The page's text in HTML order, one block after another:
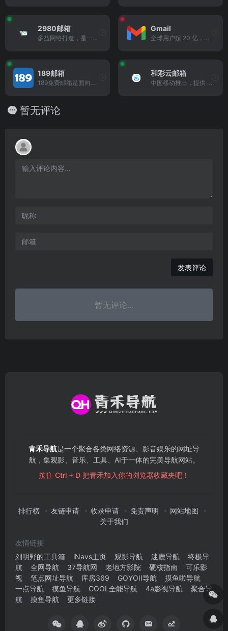
2980邮箱
多益网络打造，是一款专业且免费的电子邮箱服务平台
Gmail
全球用户超 20 亿，提供 15G 免费空间，AI 驱动的「智能回复」和「优先收件箱」显著提升效率。2025 年新增「邮件撤回延长至 24 小时」功能。
189邮箱
189免费邮箱是面向所有互联网用户的新型工作和商务邮箱，覆盖Web、Wap、 Pad、iOS、Android等多个终端，满足用户随时随地处理邮件需要。189邮箱提倡“简单”理念，产品功能、体验结合“简单”理念，让用户享受高效工作、轻松生活。
和彩云邮箱
中国移动推出，提供 16G 基础空间，通过签到可扩容至 1TB。支持「和彩云笔记」在线协作编辑
暂无评论
发表评论
暂无评论...
青禾导航是一个聚合各类网络资源、影音娱乐的网址导
航，集观影、音乐、工具、AI于一体的完美导航网站。
按住 Ctrl + D 把青禾加入你的浏览器收藏夹吧！
排行榜 友链申请 收录申请 免责声明
网站地图
关于我们
友情链接
刘明野的工具箱
iNavs主页 观影导航 迷鹿导航
终极导
航
全网导航 37导航网 老地方影院 硬核指南
可乐影
视
笔点网址导航 库房369 GOYOII导航
摸鱼啦导航
一点导航
摸鱼导航 COOL全能导航 4a影视导航
聚合导
航
摸鱼导航 更多链接